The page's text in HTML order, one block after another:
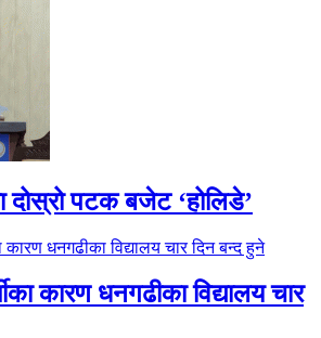
दोस्रो पटक बजेट ‘होलिडे’
कारण धनगढीका विद्यालय चार